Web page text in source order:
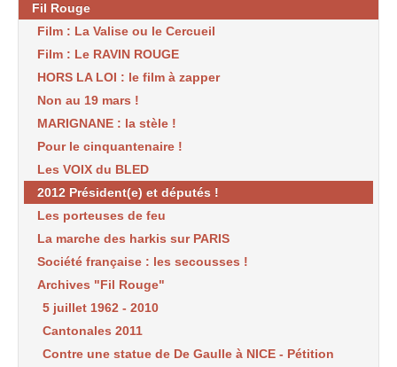
Fil Rouge
Film : La Valise ou le Cercueil
Film : Le RAVIN ROUGE
HORS LA LOI : le film à zapper
Non au 19 mars !
MARIGNANE : la stèle !
Pour le cinquantenaire !
Les VOIX du BLED
2012 Président(e) et députés !
Les porteuses de feu
La marche des harkis sur PARIS
Société française : les secousses !
Archives "Fil Rouge"
5 juillet 1962 - 2010
Cantonales 2011
Contre une statue de De Gaulle à NICE - Pétition